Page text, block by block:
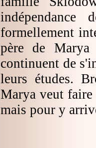
formellement
père de
continuent de
leurs études.
Marya veut faire
mais pour y